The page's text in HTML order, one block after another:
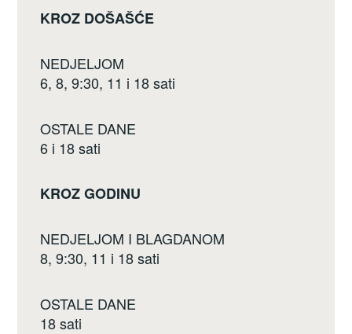
KROZ DOŠAŠĆE
NEDJELJOM
6, 8, 9:30, 11 i 18 sati
OSTALE DANE
6 i 18 sati
KROZ GODINU
NEDJELJOM I BLAGDANOM
8, 9:30, 11 i 18 sati
OSTALE DANE
18 sati